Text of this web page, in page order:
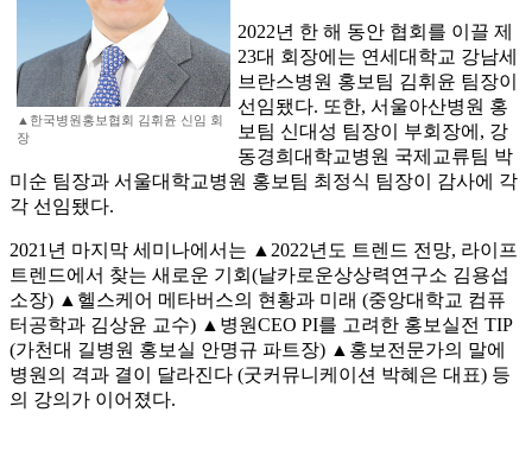
▲한국병원홍보협회 김휘윤 신임 회
장
2022년 한 해 동안 협회를 이끌 제
23대 회장에는 연세대학교 강남세
브란스병원 홍보팀 김휘윤 팀장이
선임됐다. 또한, 서울아산병원 홍
보팀 신대성 팀장이 부회장에, 강
동경희대학교병원 국제교류팀 박
미순 팀장과 서울대학교병원 홍보팀 최정식 팀장이 감사에 각
각 선임됐다.
2021년 마지막 세미나에서는 ▲2022년도 트렌드 전망, 라이프
트렌드에서 찾는 새로운 기회(날카로운상상력연구소 김용섭
소장) ▲헬스케어 메타버스의 현황과 미래 (중앙대학교 컴퓨
터공학과 김상윤 교수) ▲병원CEO PI를 고려한 홍보실전 TIP
(가천대 길병원 홍보실 안명규 파트장) ▲홍보전문가의 말에
병원의 격과 결이 달라진다 (굿커뮤니케이션 박혜은 대표) 등
의 강의가 이어졌다.